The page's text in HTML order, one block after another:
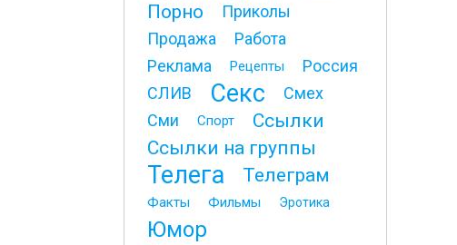
Порно
Приколы
Продажа
Работа
Реклама
Рецепты
Россия
СЛИВ
Секс
Смех
Сми
Спорт
Ссылки
Ссылки на группы
Телега Телеграм
Факты Фильмы Эротика
Юмор